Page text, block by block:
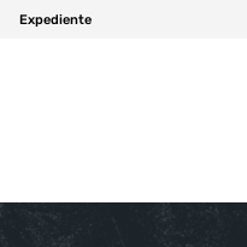
Expediente